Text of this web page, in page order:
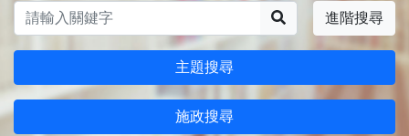
進階搜尋
主題搜尋
施政搜尋